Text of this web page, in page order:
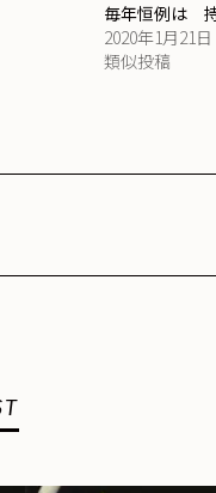
毎年恒例は
2020年1月21日
類似投稿